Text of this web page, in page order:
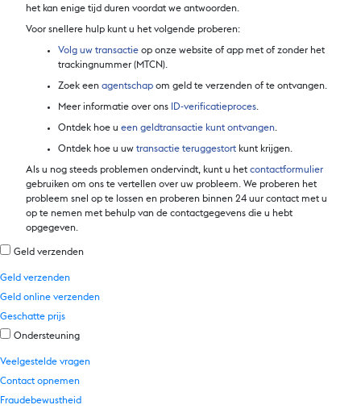
het kan enige tijd duren voordat we antwoorden.
Voor snellere hulp kunt u het volgende proberen:
Volg uw transactie op onze website of app met of zonder het
trackingnummer (MTCN).
Zoek een agentschap om geld te verzenden of te ontvangen.
Meer informatie over ons ID-verificatieproces
Ontdek hoe u een geldtransactie kunt ontvangen
Ontdek hoe u uw transactie teruggestort kunt krijgen.
Als u nog steeds problemen ondervindt, kunt u het contactformulier
gebruiken om ons te vertellen over uw probleem. We proberen het
probleem snel op te lossen en proberen binnen 24 uur contact met u
op te nemen met behulp van de contactgegevens die u hebt
opgegeven.
Geld verzenden
Geld verzenden
Geld online verzenden
Geschatte prijs
Ondersteuning
Veelgestelde vragen
Contact opnemen
Fraudebewustheid